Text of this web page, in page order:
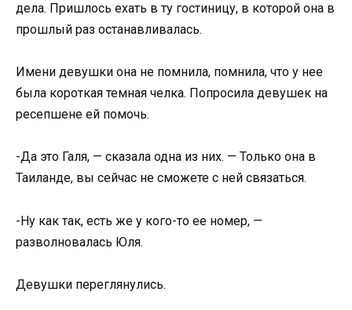
дела. Пришлось ехать в ту гостиницу, в которой она в
прошлый раз останавливалась.
Имени девушки она не помнила, помнила, что у нее
была короткая темная челка. Попросила девушек на
ресепшене ей помочь.
-Да это Галя, — сказала одна из них. — Только она в
Таиланде, вы сейчас не сможете с ней связаться.
-Ну как так, есть же у кого-то ее номер, —
разволновалась Юля.
Девушки переглянулись.